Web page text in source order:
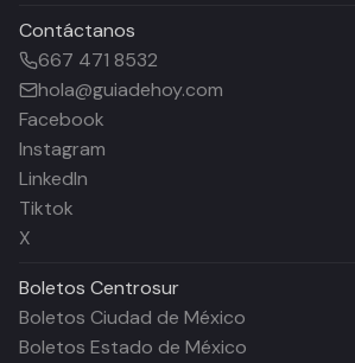
Contáctanos
667 471 8532
hola@guiadehoy.com
Facebook
Instagram
LinkedIn
Tiktok
X
Boletos Centrosur
Boletos Ciudad de México
Boletos Estado de México